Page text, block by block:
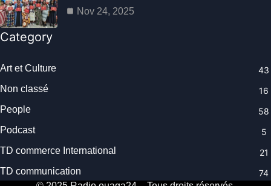
Nov 24, 2025
Category
Art et Culture
43
Non classé
16
People
58
Podcast
5
TD commerce International
21
TD communication
74